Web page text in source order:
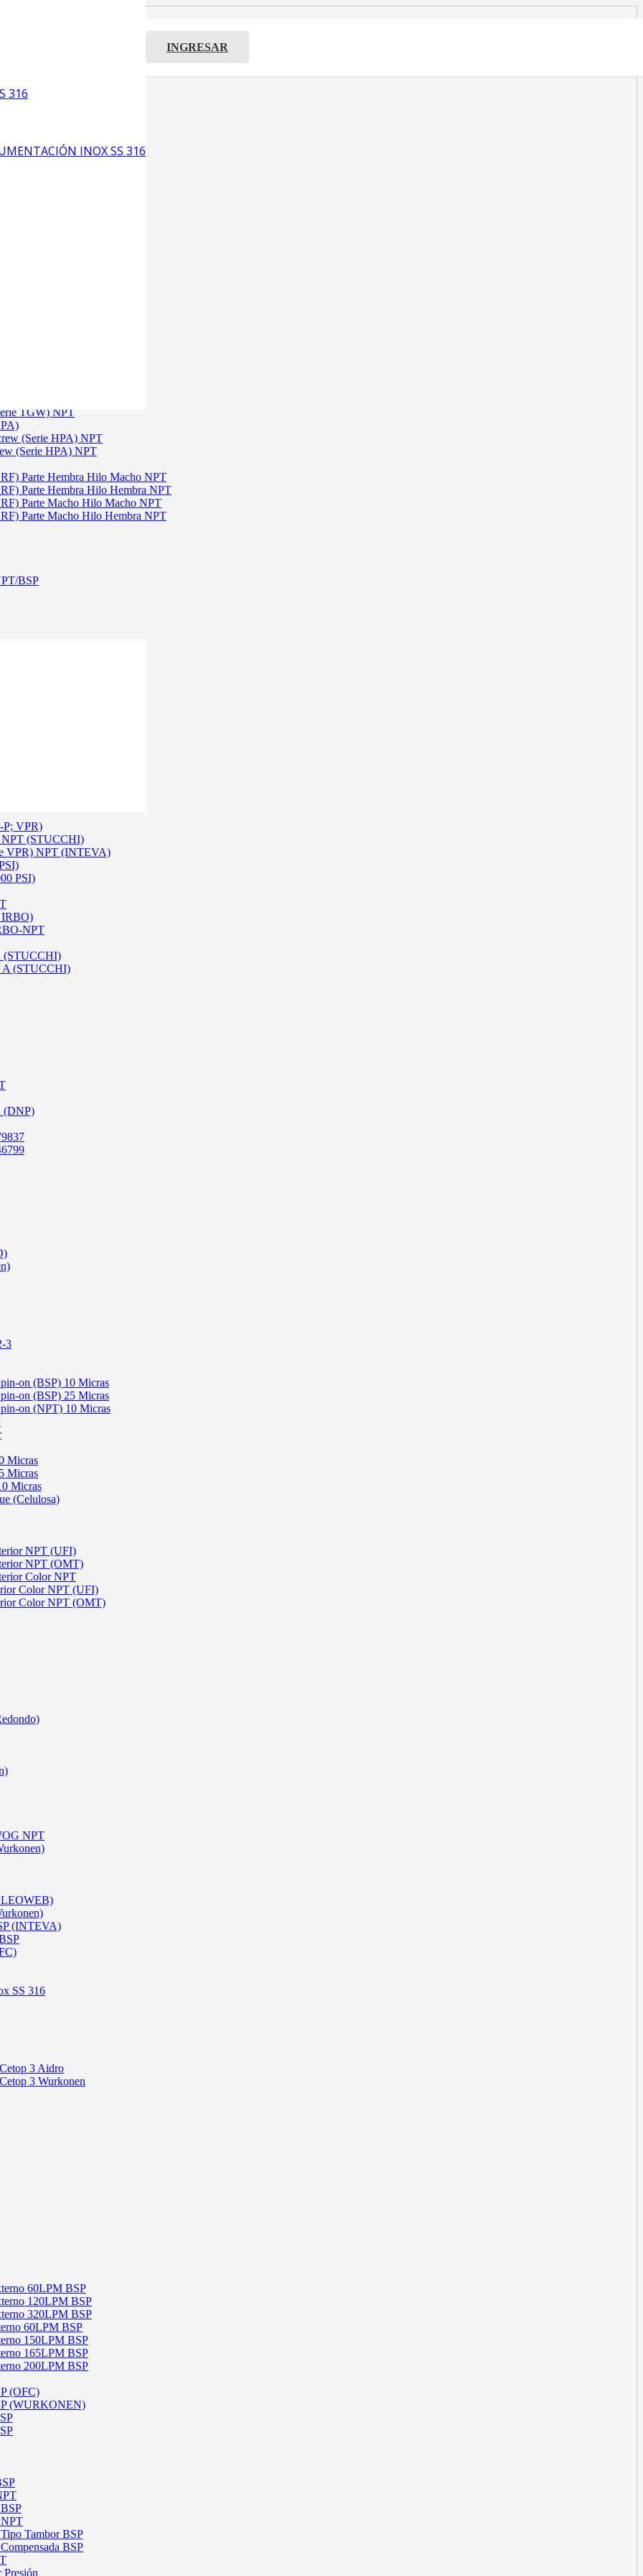
316
INOX SS 316
INGRESAR
TGW) NPT
(Serie HPA) NPT
(Serie HPA) NPT
Parte Hembra Hilo Macho NPT
Parte Hembra Hilo Hembra NPT
Parte Macho Hilo Macho NPT
Parte Macho Hilo Hembra NPT
BSP
SS 316
P; VPR)
NPT (STUCCHI)
VPR) NPT (INTEVA)
PSI)
IRBO)
NPT
(STUCCHI)
A (STUCCHI)
(DNP)
3
on (BSP) 10 Micras
on (BSP) 25 Micras
on (NPT) 10 Micras
Micras
Micras
Micras
(Celulosa)
NPT (UFI)
NPT (OMT)
Color NPT
Color NPT (UFI)
Color NPT (OMT)
NPT
(INTEVA)
SS 316
3 Aidro
3 Wurkonen
60LPM BSP
120LPM BSP
320LPM BSP
60LPM BSP
150LPM BSP
165LPM BSP
200LPM BSP
(OFC)
(WURKONEN)
Tambor BSP
BSP
Presión